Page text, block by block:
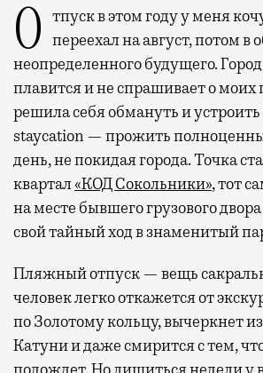
Отпуск в этом году у меня кочует: сначала переехал на август, потом в
неопределенного будущего.
плавится и не спрашивает о моих
решила себя обмануть и
staycation — прожить
день, не покидая города. Точка
квартал«КОД Сокольники», тот
на месте бывшего грузового
свой тайный ход в знаменитый
Пляжный отпуск — вещь
человек легко откажется от
по Золотому кольцу, вычеркнет
Катуни и даже смирится с тем,